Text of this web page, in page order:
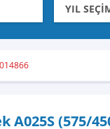
(575/